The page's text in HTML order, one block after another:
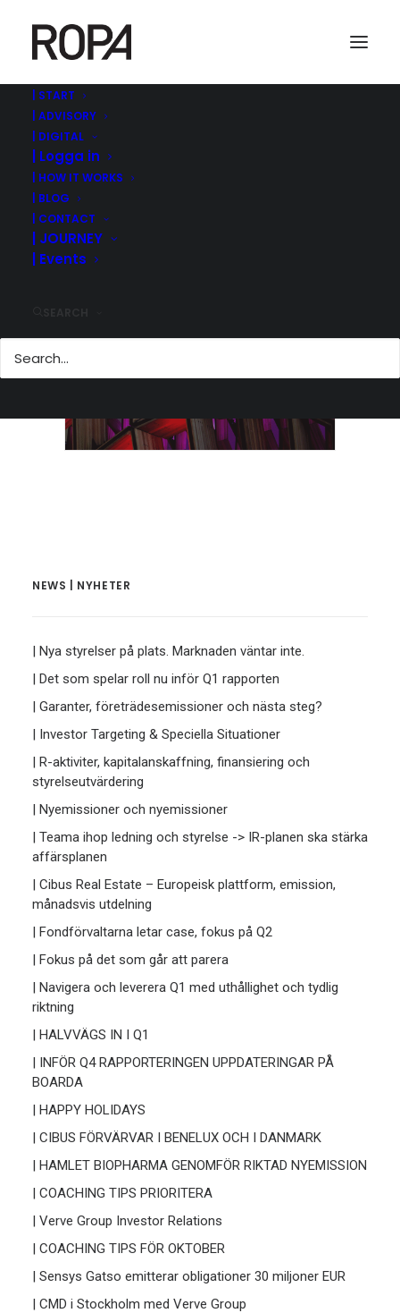
| START
| ADVISORY
| DIGITAL
| Logga in
| HOW IT WORKS
| BLOG
| CONTACT
| JOURNEY
| Events
NEWS | NYHETER
| Nya styrelser på plats. Marknaden väntar inte.
| Det som spelar roll nu inför Q1 rapporten
| Garanter, företrädesemissioner och nästa steg?
| Investor Targeting & Speciella Situationer
| R-aktiviter, kapitalanskaffning, finansiering och
styrelseutvärdering
| Nyemissioner och nyemissioner
| Teama ihop ledning och styrelse -> IR-planen ska stärka
affärsplanen
| Cibus Real Estate – Europeisk plattform, emission,
månadsvis utdelning
| Fondförvaltarna letar case, fokus på Q2
| Fokus på det som går att parera
| Navigera och leverera Q1 med uthållighet och tydlig
riktning
| HALVVÄGS IN I Q1
| INFÖR Q4 RAPPORTERINGEN UPPDATERINGAR PÅ
BOARDA
| HAPPY HOLIDAYS
| CIBUS FÖRVÄRVAR I BENELUX OCH I DANMARK
| HAMLET BIOPHARMA GENOMFÖR RIKTAD NYEMISSION
| COACHING TIPS PRIORITERA
| Verve Group Investor Relations
| COACHING TIPS FÖR OKTOBER
| Sensys Gatso emitterar obligationer 30 miljoner EUR
| CMD i Stockholm med Verve Group